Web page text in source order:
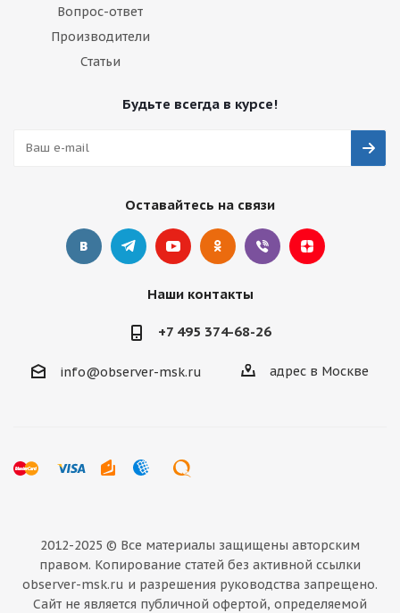
Вопрос-ответ
Производители
Статьи
Будьте всегда в курсе!
Оставайтесь на связи
Наши контакты
+7 495 374-68-26
info@observer-msk.ru адрес в Москве
2012-2025 © Все материалы защищены авторским
правом. Копирование статей без активной ссылки
observer-msk.ru и разрешения руководства запрещено.
Сайт не является публичной офертой, определяемой